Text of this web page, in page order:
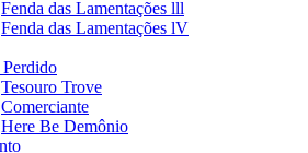
Fenda das Lamentações lll
Fenda das Lamentações lV
Tesouro Trove
Comerciante
Here Be Demônio